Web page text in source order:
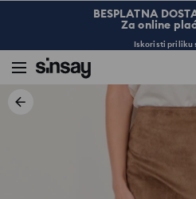
BESPLATNA
Za online
Iskoristi priliku